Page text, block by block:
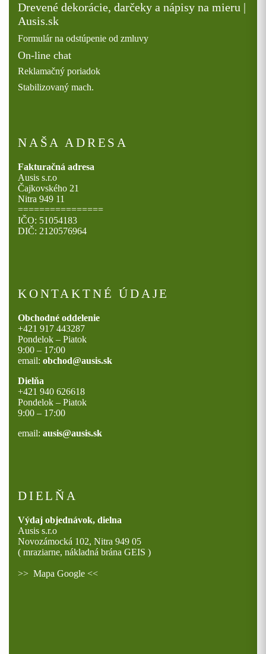
Drevené dekorácie, darčeky a nápisy na mieru |
Ausis.sk
Formulár na odstúpenie od zmluvy
On-line chat
Reklamačný poriadok
Stabilizovaný mach.
NAŠA ADRESA
Fakturačná adresa
Ausis s.r.o
Čajkovského 21
Nitra 949 11
================
IČO: 51054183
DIČ: 2120576964
KONTAKTNÉ ÚDAJE
Obchodné oddelenie
+421 917 443287
Pondelok – Piatok
9:00 – 17:00
email: obchod@ausis.sk
Dielňa
+421 940 626618
Pondelok – Piatok
9:00 – 17:00
email: ausis@ausis.sk
DIELŇA
Výdaj objednávok, dielna
Ausis s.r.o
Novozámocká 102, Nitra 949 05
( mraziarne, nákladná brána GEIS )
>> Mapa Google <<